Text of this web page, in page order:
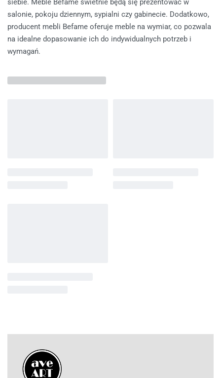
siebie. Meble Befame świetnie będą się prezentować w
salonie, pokoju dziennym, sypialni czy gabinecie. Dodatkowo,
producent mebli Befame oferuje meble na wymiar, co pozwala
na idealne dopasowanie ich do indywidualnych potrzeb i
wymagań.